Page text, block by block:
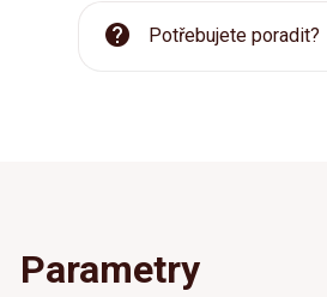
Potřebujete poradit?
Parametry